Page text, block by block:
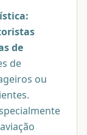
de
de
ou